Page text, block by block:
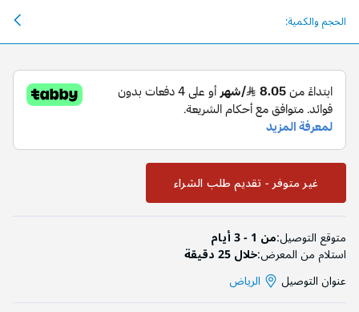
الحجم والكمية:
غير متوفر - تقديم طلب الشراء
متوقع التوصيل:من 1 - 3 أيام
استلام من المعرض:خلال 25 دقيقة
عنوان التوصيل
الرياض